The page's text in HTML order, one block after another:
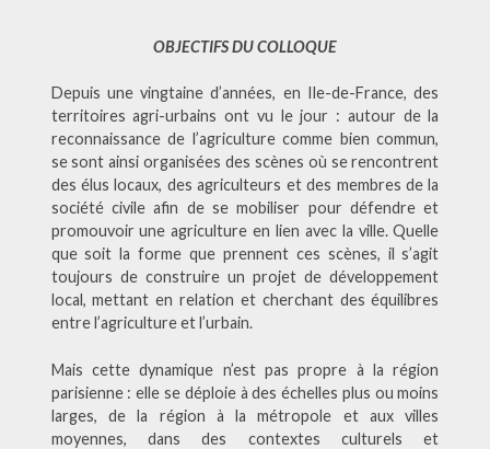
OBJECTIFS DU COLLOQUE
Depuis une vingtaine d’années, en Ile-de-France, des
territoires agri-urbains ont vu le jour : autour de la
reconnaissance de l’agriculture comme bien commun,
se sont ainsi organisées des scènes où se rencontrent
des élus locaux, des agriculteurs et des membres de la
société civile afin de se mobiliser pour défendre et
promouvoir une agriculture en lien avec la ville. Quelle
que soit la forme que prennent ces scènes, il s’agit
toujours de construire un projet de développement
local, mettant en relation et cherchant des équilibres
entre l’agriculture et l’urbain.
Mais cette dynamique n’est pas propre à la région
parisienne : elle se déploie à des échelles plus ou moins
larges, de la région à la métropole et aux villes
moyennes, dans des contextes culturels et